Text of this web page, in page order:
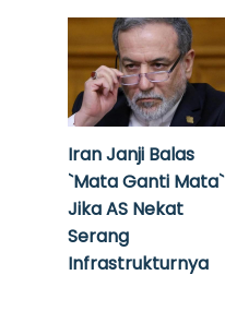
Iran Janji Balas
`Mata Ganti Mata`
Jika AS Nekat
Serang
Infrastrukturnya